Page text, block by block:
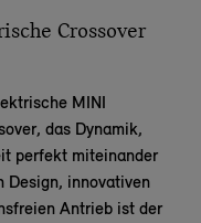
Crossover
MINI
das Dynamik,
perfekt miteinander
Design, innovativen
Antrieb ist der